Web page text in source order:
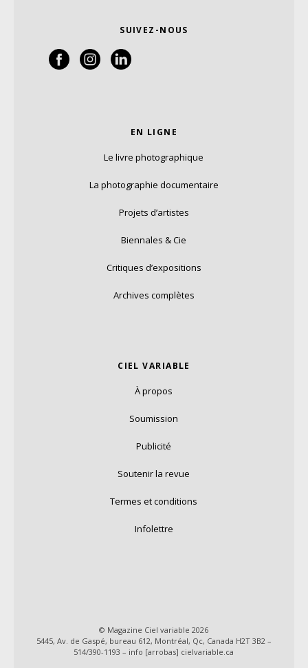
SUIVEZ-NOUS
EN LIGNE
Le livre photographique
La photographie documentaire
Projets d’artistes
Biennales & Cie
Critiques d’expositions
Archives complètes
CIEL VARIABLE
À propos
Soumission
Publicité
Soutenir la revue
Termes et conditions
Infolettre
© Magazine Ciel variable 2026
5445, Av. de Gaspé, bureau 612, Montréal, Qc, Canada H2T 3B2 –
514/390-1193 – info [arrobas] cielvariable.ca